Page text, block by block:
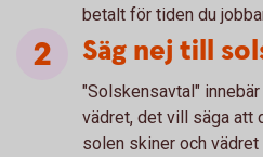
betalt för tiden du
Säg nej till
"Solskensavtal"
vädret, det vill säga att
solen skiner och